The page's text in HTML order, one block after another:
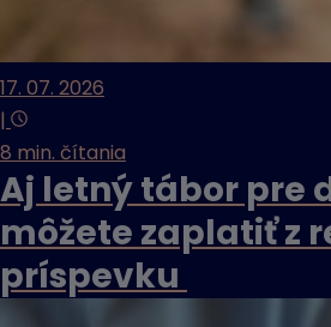
17. 07. 2026
|
8 min. čítania
Aj letný tábor pre
môžete zaplatiť z
príspevku